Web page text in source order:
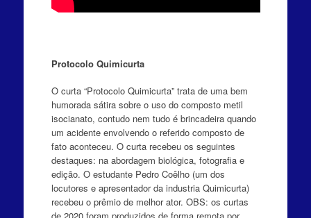
Protocolo Quimicurta
O curta “Protocolo Quimicurta” trata de uma bem
humorada sátira sobre o uso do composto metil
isocianato, contudo nem tudo é brincadeira quando
um acidente envolvendo o referido composto de
fato aconteceu. O curta recebeu os seguintes
destaques: na abordagem biológica, fotografia e
edição. O estudante Pedro Coêlho (um dos
locutores e apresentador da industria Quimicurta)
recebeu o prêmio de melhor ator. OBS: os curtas